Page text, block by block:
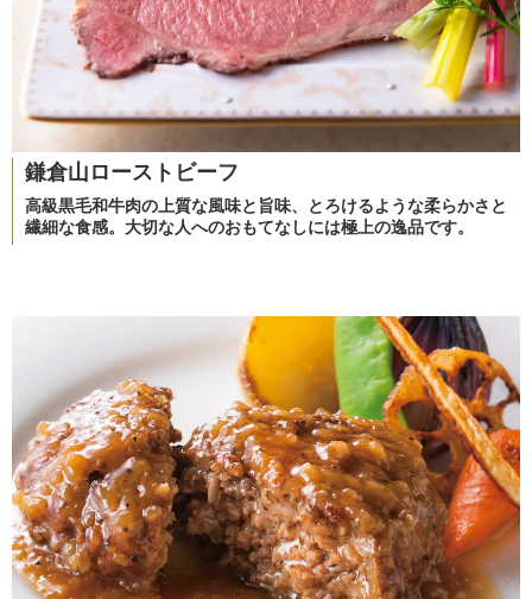
鎌倉山ローストビーフ
高級黒毛和牛肉の上質な風味と旨味、とろけるような柔らかさと
繊細な食感。大切な人へのおもてなしには極上の逸品です。